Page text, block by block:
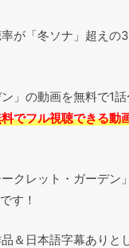
が「冬ソナ」超えの
」の動画を無料で1
でフル視聴できる動
クレット・ガーデン
す！
＆日本語字幕あり